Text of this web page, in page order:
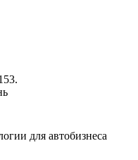
для автобизнеса